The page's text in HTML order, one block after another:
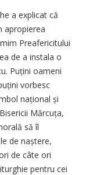
a explicat că
apropierea
Preafericitului
de a instala o
Puțini oameni
vorbesc
național și
Mărcuța,
să îl
de naștere,
de câte ori
pentru cei